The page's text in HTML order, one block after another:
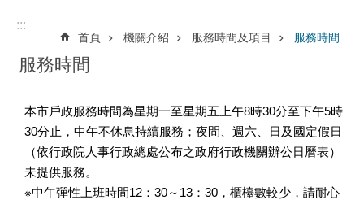
:::
首頁 機關介紹 服務時間及項目 服務時間
服務時間
本市戶政服務時間為星期一至星期五上午8時30分至下午5時
30分止，中午不休息持續服務；夜間、週六、日及國定假日
（依行政院人事行政總處公布之政府行政機關辦公日曆表）
未提供服務。
※中午彈性上班時間12：30～13：30，櫃檯數較少，請耐心